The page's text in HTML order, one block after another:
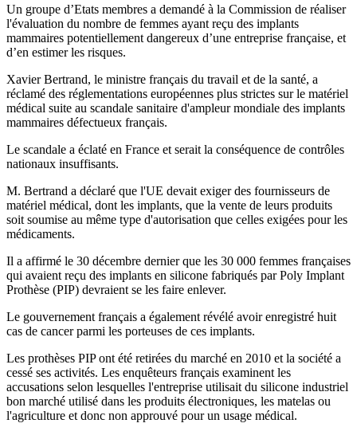
Un groupe d’Etats membres a demandé à la Commission de réaliser
l'évaluation du nombre de femmes ayant reçu des implants
mammaires potentiellement dangereux d’une entreprise française, et
d’en estimer les risques.
Xavier Bertrand, le ministre français du travail et de la santé, a
réclamé des réglementations européennes plus strictes sur le matériel
médical suite au scandale sanitaire d'ampleur mondiale des implants
mammaires défectueux français.
Le scandale a éclaté en France et serait la conséquence de contrôles
nationaux insuffisants.
M. Bertrand a déclaré que l'UE devait exiger des fournisseurs de
matériel médical, dont les implants, que la vente de leurs produits
soit soumise au même type d'autorisation que celles exigées pour les
médicaments.
Il a affirmé le 30 décembre dernier que les 30 000 femmes françaises
qui avaient reçu des implants en silicone fabriqués par Poly Implant
Prothèse (PIP) devraient se les faire enlever.
Le gouvernement français a également révélé avoir enregistré huit
cas de cancer parmi les porteuses de ces implants.
Les prothèses PIP ont été retirées du marché en 2010 et la société a
cessé ses activités. Les enquêteurs français examinent les
accusations selon lesquelles l'entreprise utilisait du silicone industriel
bon marché utilisé dans les produits électroniques, les matelas ou
l'agriculture et donc non approuvé pour un usage médical.